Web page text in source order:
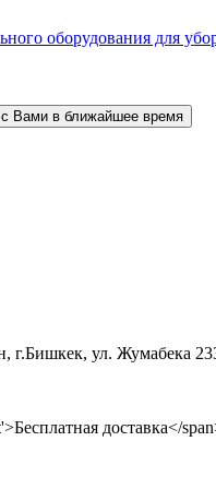
Вами в ближайшее время
г.Бишкек, ул. Жумабека